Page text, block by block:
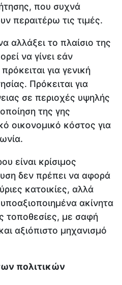
που συχνά
περαιτέρω τις τιμές.
αλλάξει το πλαίσιο της
να γίνει εάν
για γενική
Πρόκειται για
σε περιοχές υψηλής
της γης
οικονομικό κόστος για
είναι κρίσιμος
δεν πρέπει να αφορά
κατοικίες, αλλά
ακίνητα
τοποθεσίες, με σαφή
αξιόπιστο μηχανισμό
πολιτικών